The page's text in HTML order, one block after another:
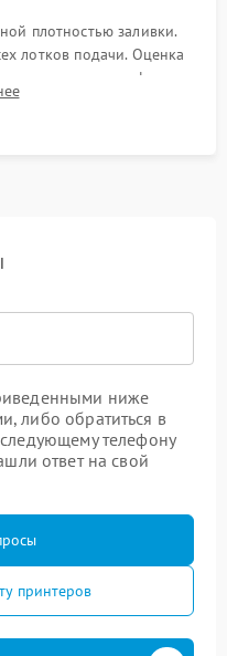
плотностью заливки.
лотков подачи. Оценка
отсутствие дефектов
устройства.
ниже
либо обратиться в
телефону
ответ на свой
принтеров